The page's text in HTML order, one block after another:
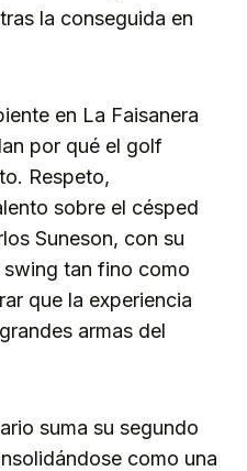
la conseguida en
en La Faisanera
por qué el golf
Respeto,
sobre el césped
Suneson, con su
tan fino como
que la experiencia
armas del
suma su segundo
como una